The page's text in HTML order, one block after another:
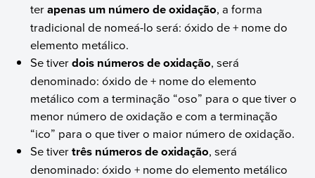
terapenas um número de oxidação, a forma
tradicional de nomeá-lo será: óxido de + nome do
elemento metálico.
Se tiverdois números de oxidação, será
denominado: óxido de + nome do elemento
metálico com a terminação “oso” para o que tiver o
menor número de oxidação e com a terminação
“ico” para o que tiver o maior número de oxidação.
Se tivertrês números de oxidação, será
denominado: óxido + nome do elemento metálico